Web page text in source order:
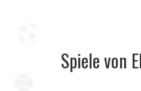
Spiele von